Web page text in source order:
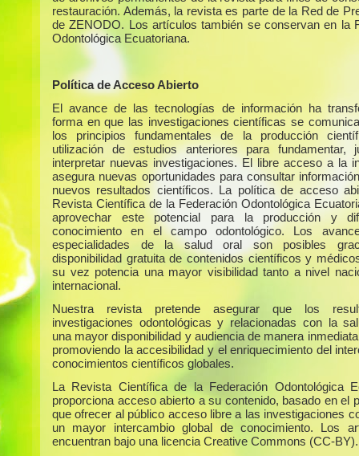
restauración. Además, la revista es parte de la Red de
de ZENODO. Los artículos también se conservan en la
Odontológica Ecuatoriana.
Política de Acceso Abierto
El avance de las tecnologías de información ha
forma en que las investigaciones científicas se
los principios fundamentales de la producción
utilización de estudios anteriores para fundamentar,
interpretar nuevas investigaciones. El libre acceso a la
asegura nuevas oportunidades para consultar
nuevos resultados científicos. La política de acceso
Revista Científica de la Federación Odontológica
aprovechar este potencial para la producción y
conocimiento en el campo odontológico. Los
especialidades de la salud oral son posibles
disponibilidad gratuita de contenidos científicos y
su vez potencia una mayor visibilidad tanto a nivel
internacional.
Nuestra revista pretende asegurar que los
investigaciones odontológicas y relacionadas con la
una mayor disponibilidad y audiencia de manera
promoviendo la accesibilidad y el enriquecimiento del
conocimientos científicos globales.
La Revista Científica de la Federación Odontológica
proporciona acceso abierto a su contenido, basado en el
que ofrecer al público acceso libre a las investigaciones
un mayor intercambio global de conocimiento. Los
encuentran bajo una licencia Creative Commons (CC-BY).